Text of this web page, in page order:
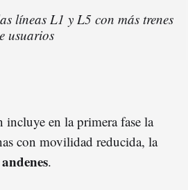
líneas L1 y L5 con más trenes
usuarios
incluye en la primera fase la
con movilidad reducida, la
.